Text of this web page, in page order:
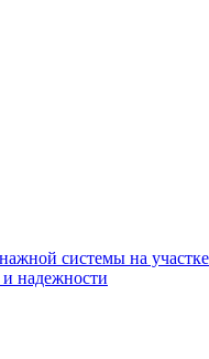
системы на
надежности